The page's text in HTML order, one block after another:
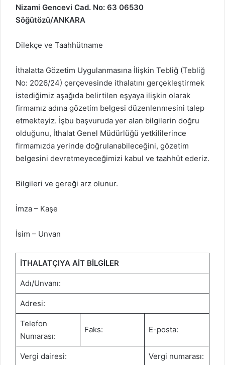
Nizami Gencevi Cad. No: 63 06530
Söğütözü/ANKARA
Dilekçe ve Taahhütname
İthalatta Gözetim Uygulanmasına İlişkin Tebliğ (Tebliğ
No: 2026/24) çerçevesinde ithalatını gerçekleştirmek
istediğimiz aşağıda belirtilen eşyaya ilişkin olarak
firmamız adına gözetim belgesi düzenlenmesini talep
etmekteyiz. İşbu başvuruda yer alan bilgilerin doğru
olduğunu, İthalat Genel Müdürlüğü yetkililerince
firmamızda yerinde doğrulanabileceğini, gözetim
belgesini devretmeyeceğimizi kabul ve taahhüt ederiz.
Bilgileri ve gereği arz olunur.
İmza – Kaşe
İsim – Unvan
İTHALATÇIYA AİT BİLGİLER
Adı/Unvanı:
Adresi:
Telefon
Numarası:
Faks: E-posta:
Vergi dairesi: Vergi numarası: